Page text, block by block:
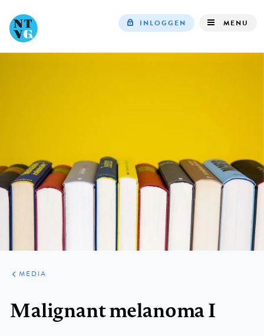
INLOGGEN MENU
ARTIKELEN
VARIA
MEDIA
Malignant melanoma I